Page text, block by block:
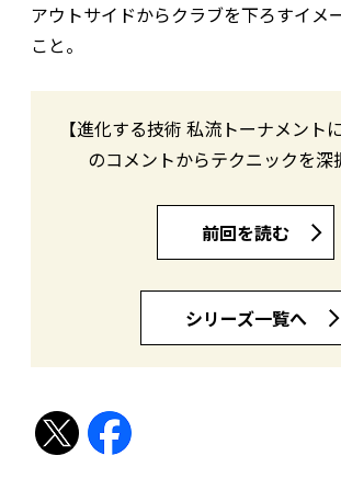
アウトサイドからクラブを下ろすイメ
こと。
【進化する技術 私流トーナメント
のコメントからテクニックを深
前回を読む
シリーズ一覧へ